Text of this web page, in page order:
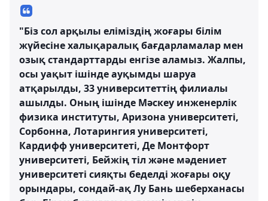
"Біз сол арқылы еліміздің жоғары білім
жүйесіне халықаралық бағдарламалар мен
озық стандарттарды енгізе аламыз. Жалпы,
осы уақыт ішінде ауқымды шаруа
атқарылды, 33 университеттің филиалы
ашылды. Оның ішінде Мәскеу инженерлік
физика институты, Аризона университеті,
Сорбонна, Лотарингия университеті,
Кардифф университеті, Де Монтфорт
университеті, Бейжің тіл және мәдениет
университеті сияқты беделді жоғары оқу
орындары, сондай-ақ Лу Бань шеберханасы